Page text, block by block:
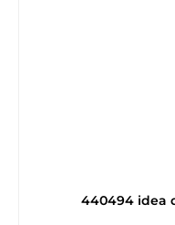
440494 idea